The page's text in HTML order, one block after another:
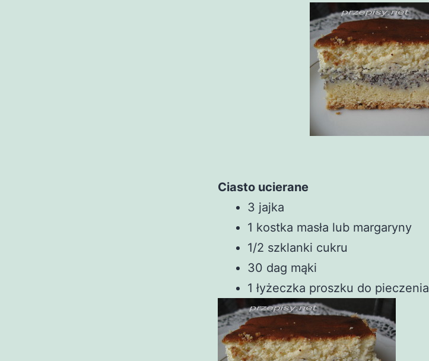
Ciasto ucierane
3 jajka
1 kostka masła lub margaryny
1/2 szklanki cukru
30 dag mąki
1 łyżeczka proszku do pieczenia